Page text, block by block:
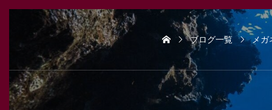
ブログ一覧 メガ